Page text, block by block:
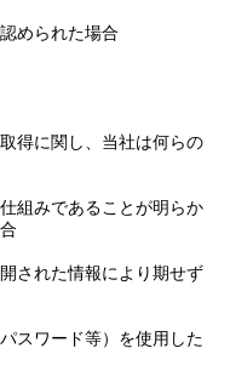
められた場合
得に関し、当社は何らの
組みであることが明らか
された情報により期せず
スワード等）を使用した